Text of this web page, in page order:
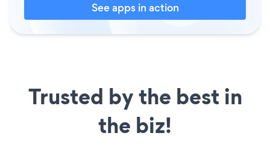
See apps in action
Trusted by the best in
the biz!